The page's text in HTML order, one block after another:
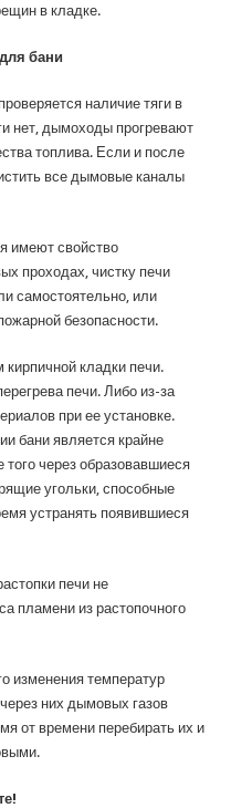
в кладке.
бани
наличие тяги в
нет, дымоходы прогревают
топлива. Если и после
все дымовые каналы
имеют свойство
проходах, чистку печи
самостоятельно, или
безопасности.
кладки печи.
печи. Либо из-за
при ее установке.
бани является крайне
через образовавшиеся
угольки, способные
устранять появившиеся
печи не
пламени из растопочного
изменения температур
них дымовых газов
от времени перебирать их и